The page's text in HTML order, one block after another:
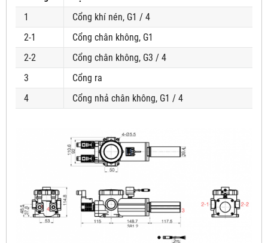
1
Cổng khí nén, G1 / 4
2-1
Cổng chân không, G1
2-2
Cổng chân không, G3 / 4
3
Cổng ra
4
Cổng nhả chân không, G1 / 4